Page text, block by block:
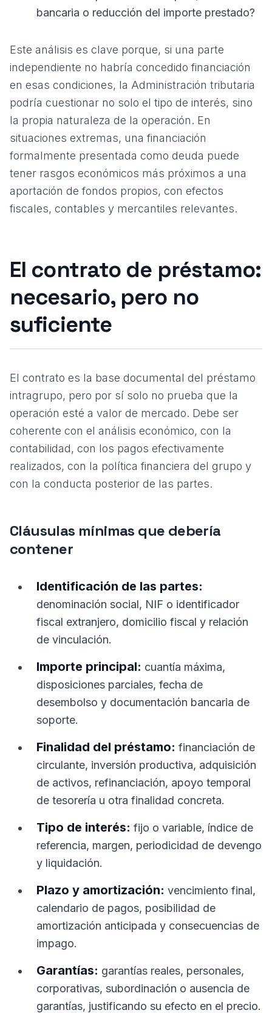
bancaria o reducción del importe prestado?
Este análisis es clave porque, si una parte
independiente no habría concedido financiación
en esas condiciones, la Administración tributaria
podría cuestionar no solo el tipo de interés, sino
la propia naturaleza de la operación. En
situaciones extremas, una financiación
formalmente presentada como deuda puede
tener rasgos económicos más próximos a una
aportación de fondos propios, con efectos
fiscales, contables y mercantiles relevantes.
El contrato de préstamo:
necesario, pero no
suficiente
El contrato es la base documental del préstamo
intragrupo, pero por sí solo no prueba que la
operación esté a valor de mercado. Debe ser
coherente con el análisis económico, con la
contabilidad, con los pagos efectivamente
realizados, con la política financiera del grupo y
con la conducta posterior de las partes.
Cláusulas mínimas que debería
contener
Identificación de las partes:
denominación social, NIF o identificador
fiscal extranjero, domicilio fiscal y relación
de vinculación.
Importe principal: cuantía máxima,
disposiciones parciales, fecha de
desembolso y documentación bancaria de
soporte.
Finalidad del préstamo: financiación de
circulante, inversión productiva, adquisición
de activos, refinanciación, apoyo temporal
de tesorería u otra finalidad concreta.
Tipo de interés: fijo o variable, índice de
referencia, margen, periodicidad de devengo
y liquidación.
Plazo y amortización: vencimiento final,
calendario de pagos, posibilidad de
amortización anticipada y consecuencias de
impago.
Garantías: garantías reales, personales,
corporativas, subordinación o ausencia de
garantías, justificando su efecto en el precio.